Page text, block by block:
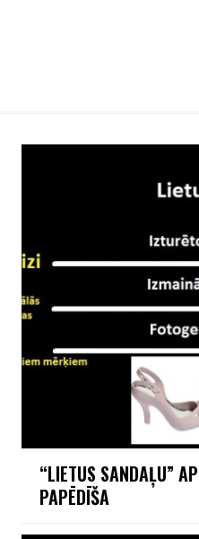
“LIETUS SANDAĻU”
PAPĒDĪŠA